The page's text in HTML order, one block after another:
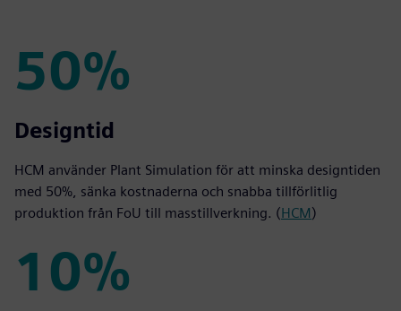
50%
50%
Designtid
HCM använder Plant Simulation för att minska designtiden
med 50%, sänka kostnaderna och snabba tillförlitlig
produktion från FoU till masstillverkning. (HCM)
10%